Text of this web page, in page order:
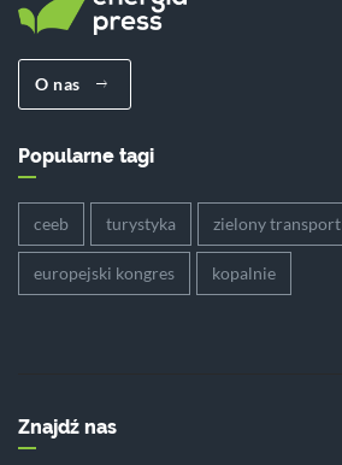
O nas
Popularne tagi
ceeb turystyka zielony transport
europejski kongres kopalnie
Znajdź nas